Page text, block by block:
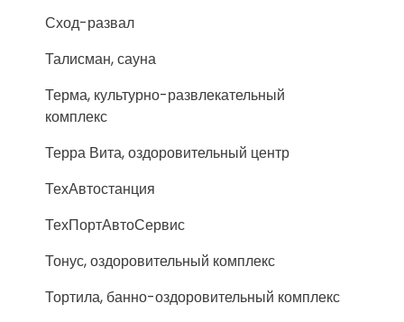
Сход-развал
Талисман, сауна
Терма, культурно-развлекательный
комплекс
Терра Вита, оздоровительный центр
ТехАвтостанция
ТехПортАвтоСервис
Тонус, оздоровительный комплекс
Тортила, банно-оздоровительный комплекс